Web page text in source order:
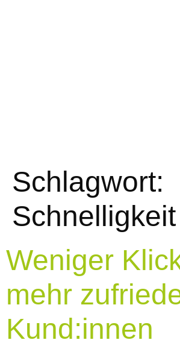
Schlagwort:
Schnelligkeit
Weniger
mehr
Kund:innen